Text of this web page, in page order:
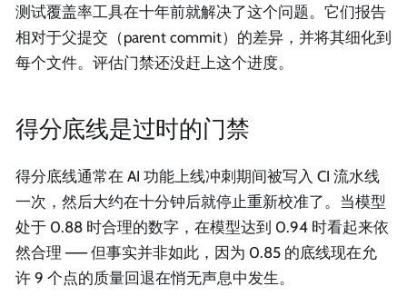
测试覆盖率工具在十年前就解决了这个问题。它们报告
相对于父提交（parent commit）的差异，并将其细化到
每个文件。评估门禁还没赶上这个进度。
得分底线是过时的门禁
得分底线通常在 AI 功能上线冲刺期间被写入 CI 流水线
一次，然后大约在十分钟后就停止重新校准了。当模型
处于 0.88 时合理的数字，在模型达到 0.94 时看起来依
然合理 —— 但事实并非如此，因为 0.85 的底线现在允
许 9 个点的质量回退在悄无声息中发生。